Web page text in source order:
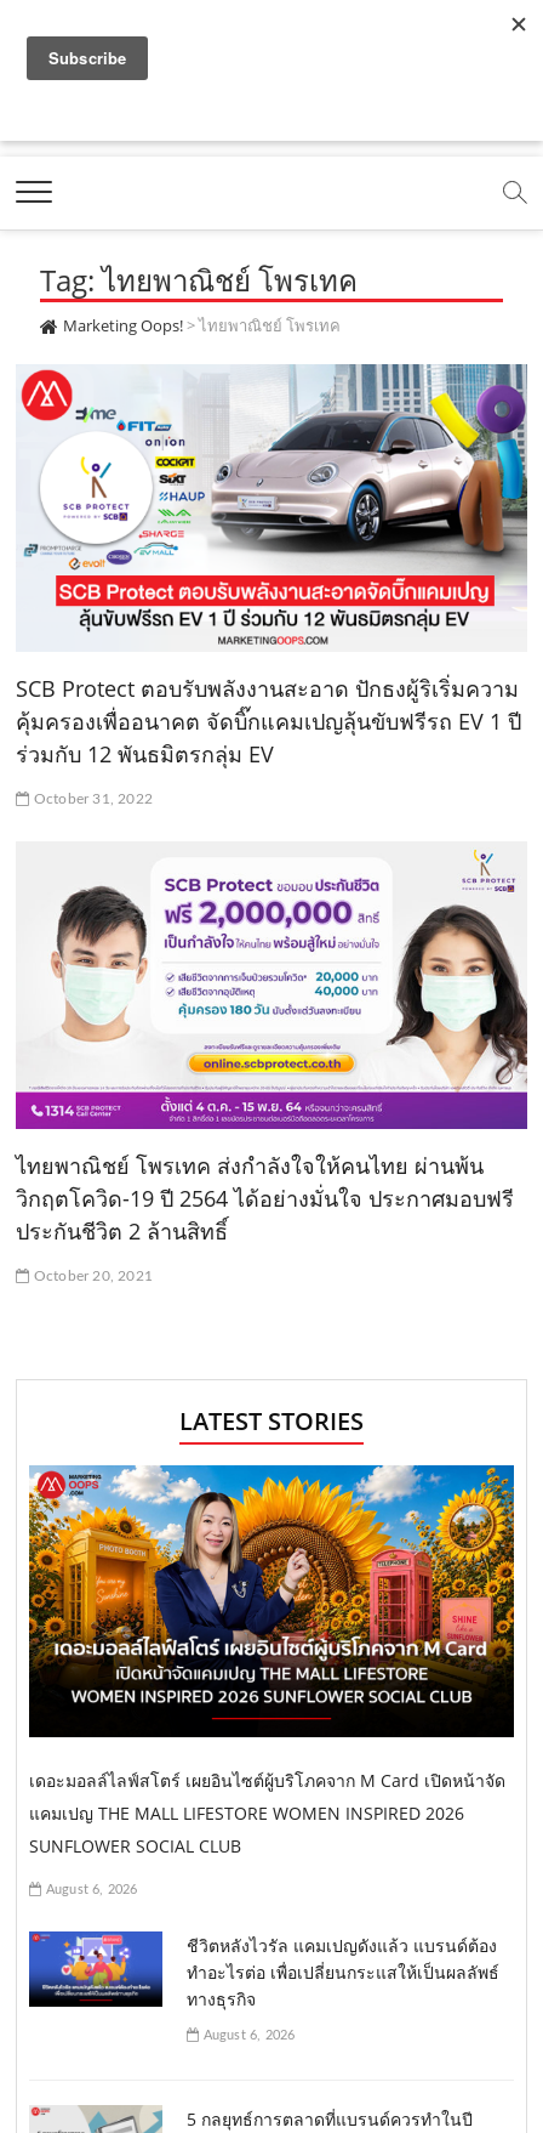
a
e
b
o
o
k
.
c
o
o
t
b
e
.
o
m
.
o
e
m
e
t
g
r
a
m
c
o
m
t
k
.
c
o
Marketing Oops!
DIGITAL | CREATIVE | ADVERTISING | CAMPAIGN |
Tag: ไทยพาณิชย์ โพรเทค
Marketing Oops!>ไทยพาณิชย์ โพรเทค
SCB Protect ตอบรับพลังงานสะอาด ปักธงผู้ริเริ่มความ
คุ้มครองเพื่ออนาคต จัดบิ๊กแคมเปญลุ้นขับฟรีรถ EV 1 ปี
ร่วมกับ 12 พันธมิตรกลุ่ม EV
October 31, 2022
ไทยพาณิชย์ โพรเทค ส่งกำลังใจให้คนไทย ผ่านพ้น
วิกฤตโควิด-19 ปี 2564 ได้อย่างมั่นใจ ประกาศมอบฟรี
ประกันชีวิต 2 ล้านสิทธิ์
October 20, 2021
LATEST STORIES
เดอะมอลล์ไลฟ์สโตร์ เผยอินไซต์ผู้บริโภคจาก M Card เปิดหน้าจัด
แคมเปญ THE MALL LIFESTORE WOMEN INSPIRED 2026
SUNFLOWER SOCIAL CLUB
August 6, 2026
ชีวิตหลังไวรัล แคมเปญดังแล้ว แบรนด์ต้อง
ทำอะไรต่อ เพื่อเปลี่ยนกระแสให้เป็นผลลัพธ์
ทางธุรกิจ
August 6, 2026
5 กลยุทธ์การตลาดที่แบรนด์ควรทำในปี